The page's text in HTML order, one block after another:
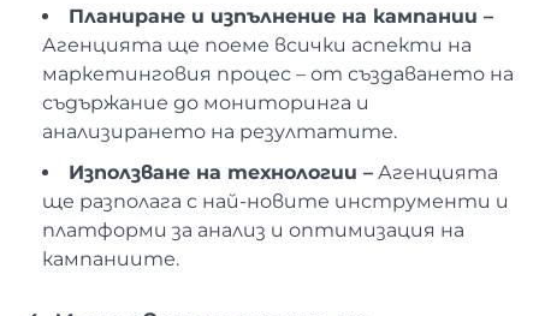
Планиране и изпълнение на кампании –
Агенцията ще поеме всички аспекти на
маркетинговия процес – от създаването на
съдържание до мониторинга и
анализирането на резултатите.
Използване на технологии – Агенцията
ще разполага с най-новите инструменти и
платформи за анализ и оптимизация на
кампаниите.